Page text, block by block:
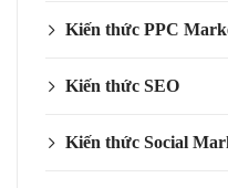
Kiến thức PPC
Kiến thức SEO
Kiến thức Social